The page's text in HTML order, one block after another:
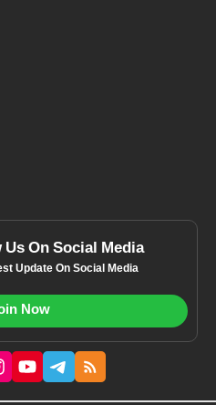
Us On Social Media
Update On Social Media
Now